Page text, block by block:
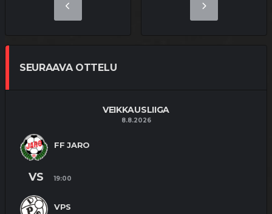
SEURAAVA OTTELU
VEIKKAUSLIIGA
8.8.2026
FF JARO
VPS
VS 19:00